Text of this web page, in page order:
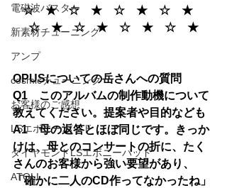
電磁波バスター
新素材チューニング
アンプ
cosmicチューニング
お客様のご感想
LSエボニーパッド
ダイヤモンドLSエボニーパッド
ATOLL
☆　★　☆　★　☆　★　☆　★
☆　★　☆　★　☆　★　☆　★
OPUSについての岳さんへの質問
Q1　このアルバムの制作動機について
教えてください。提案者や目的なども
A1　母の返答とほぼ同じです。きっか
けは、母とのコンサートの折に、たく
さんのお客様から強い要望があり、
「確かに二人のCD作ってなかったね」